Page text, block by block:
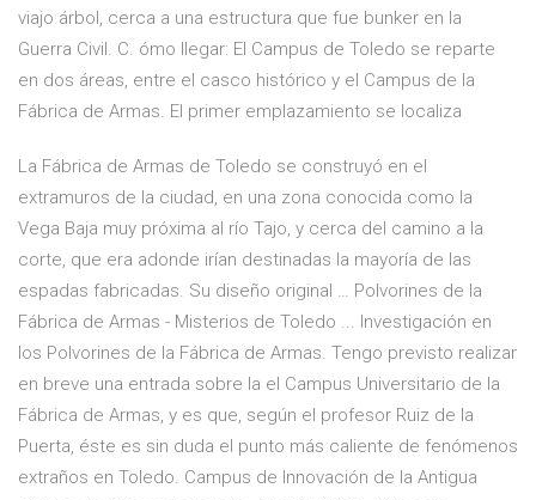
viajo árbol, cerca a una estructura que fue bunker en la
Guerra Civil. C. ómo llegar: El Campus de Toledo se reparte
en dos áreas, entre el casco histórico y el Campus de la
Fábrica de Armas. El primer emplazamiento se localiza
La Fábrica de Armas de Toledo se construyó en el
extramuros de la ciudad, en una zona conocida como la
Vega Baja muy próxima al río Tajo, y cerca del camino a la
corte, que era adonde irían destinadas la mayoría de las
espadas fabricadas. Su diseño original … Polvorines de la
Fábrica de Armas - Misterios de Toledo ... Investigación en
los Polvorines de la Fábrica de Armas. Tengo previsto realizar
en breve una entrada sobre la el Campus Universitario de la
Fábrica de Armas, y es que, según el profesor Ruiz de la
Puerta, éste es sin duda el punto más caliente de fenómenos
extraños en Toledo. Campus de Innovación de la Antigua